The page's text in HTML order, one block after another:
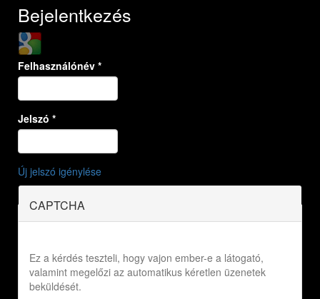
Bejelentkezés
Login with Google
Felhasználónév *
Jelszó *
Új jelszó igénylése
CAPTCHA
Ez a kérdés teszteli, hogy vajon ember-e a látogató,
valamint megelőzi az automatikus kéretlen üzenetek
beküldését.